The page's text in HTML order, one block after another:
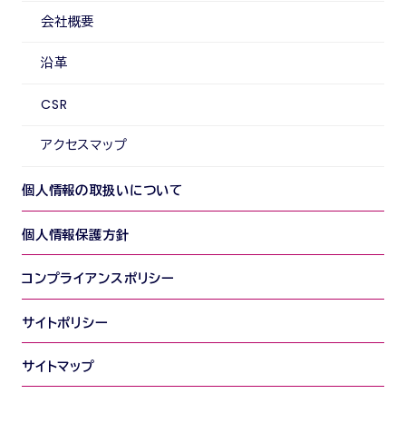
会社概要
沿革
CSR
アクセスマップ
個人情報の取扱いについて
個人情報保護方針
コンプライアンスポリシー
サイトポリシー
サイトマップ